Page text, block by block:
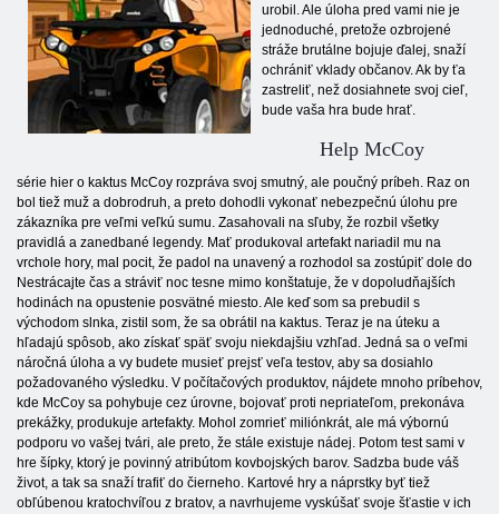
urobil. Ale úloha pred vami nie je
jednoduché, pretože ozbrojené
stráže brutálne bojuje ďalej, snaží
ochrániť vklady občanov. Ak by ťa
zastreliť, než dosiahnete svoj cieľ,
bude vaša hra bude hrať.
Help McCoy
série hier o kaktus McCoy rozpráva svoj smutný, ale poučný príbeh. Raz on
bol tiež muž a dobrodruh, a preto dohodli vykonať nebezpečnú úlohu pre
zákazníka pre veľmi veľkú sumu. Zasahovali na sľuby, že rozbil všetky
pravidlá a zanedbané legendy. Mať produkoval artefakt nariadil mu na
vrchole hory, mal pocit, že padol na unavený a rozhodol sa zostúpiť dole do
Nestrácajte čas a stráviť noc tesne mimo konštatuje, že v dopoludňajších
hodinách na opustenie posvätné miesto. Ale keď som sa prebudil s
východom slnka, zistil som, že sa obrátil na kaktus. Teraz je na úteku a
hľadajú spôsob, ako získať späť svoju niekdajšiu vzhľad. Jedná sa o veľmi
náročná úloha a vy budete musieť prejsť veľa testov, aby sa dosiahlo
požadovaného výsledku. V počítačových produktov, nájdete mnoho príbehov,
kde McCoy sa pohybuje cez úrovne, bojovať proti nepriateľom, prekonáva
prekážky, produkuje artefakty. Mohol zomrieť miliónkrát, ale má výbornú
podporu vo vašej tvári, ale preto, že stále existuje nádej. Potom test sami v
hre šípky, ktorý je povinný atribútom kovbojských barov. Sadzba bude váš
život, a tak sa snaží trafiť do čierneho. Kartové hry a náprstky byť tiež
obľúbenou kratochvíľou z bratov, a navrhujeme vyskúšať svoje šťastie v ich